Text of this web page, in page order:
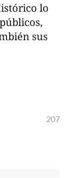
lo
sus
207